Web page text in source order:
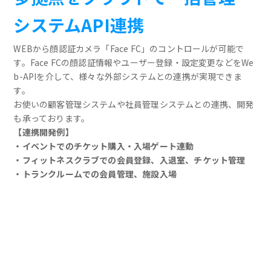
システムAPI連携
WEBから顔認証カメラ「Face FC」のコントロールが可能で
す。Face FCの顔認証情報やユーザー登録・設定変更などをWe
b-APIを介して、様々な外部システムとの連携が実現できま
す。
お使いの顧客管理システムや社員管理システムとの連携、開発
も承っております。
【連携開発例】
・イベントでのチケット購入・入場ゲート連動
・フィットネスクラブでの会員登録、入退室、チケット管理
・トランクルームでの会員管理、施設入場